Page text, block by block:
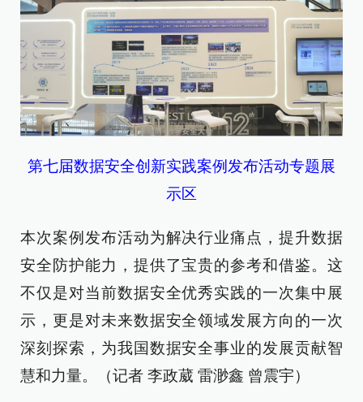
第七届数据安全创新实践案例发布活动专题展
示区
本次案例发布活动为解决行业痛点，提升数据
安全防护能力，提供了宝贵的参考和借鉴。这
不仅是对当前数据安全优秀实践的一次集中展
示，更是对未来数据安全领域发展方向的一次
深刻探索，为我国数据安全事业的发展贡献智
慧和力量。（记者 李政葳 雷渺鑫 曾震宇）